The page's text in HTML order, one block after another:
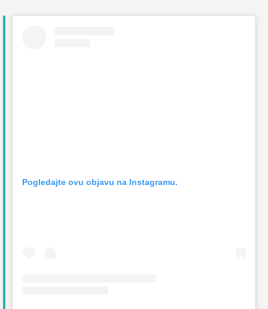
Pogledajte ovu objavu na Instagramu.